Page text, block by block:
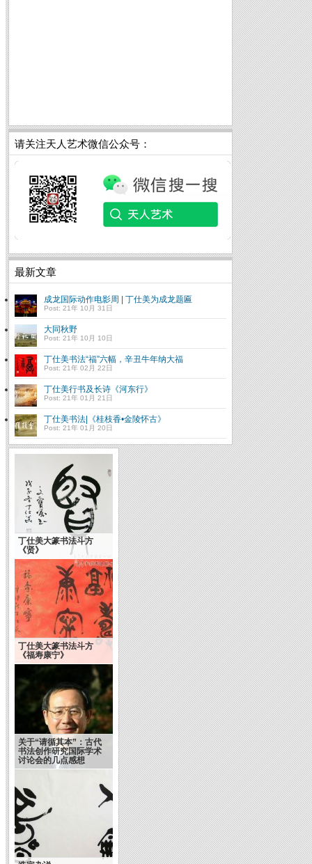
请关注天人艺术微信公众号：
最新文章
成龙国际动作电影周 | 丁仕美为成龙题匾
Post: 21年 10月 31日
大同秋野
Post: 21年 10月 10日
丁仕美书法“福”六幅，辛丑牛年纳大福
Post: 21年 02月 22日
丁仕美行书及长诗《河东行》
Post: 21年 01月 21日
丁仕美书法|《桂枝香•金陵怀古》
Post: 21年 01月 20日
丁仕美大篆书法斗方
《贤》
丁仕美大篆书法斗方
《福寿康宁》
关于“请循其本”：古代
书法创作研究国际学术
讨论会的几点感想